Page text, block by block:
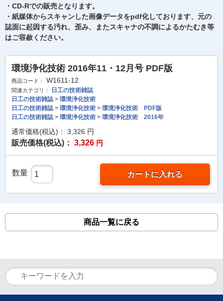
・CD-Rでの販売となります。
・紙媒体からスキャンした画像データをpdf化しております、元の
誌面に起因する汚れ、歪み、またスキャナの不調によるかたむき等
はご容赦ください。
環境浄化技術 2016年11・12月号 PDF版
商品コード： W1611-12
関連カテゴリ：
日工の技術雑誌
日工の技術雑誌> 環境浄化技術
日工の技術雑誌> 環境浄化技術 > 環境浄化技術 PDF版
日工の技術雑誌> 環境浄化技術 > 環境浄化技術 2016年
通常価格(税込)： 3,326 円
販売価格(税込)： 3,326 円
数量 カートに入れる
商品一覧に戻る